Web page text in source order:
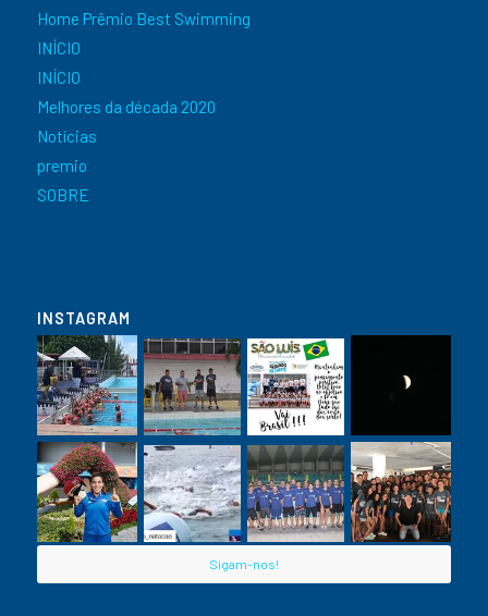
Home Prêmio Best Swimming
INÍCIO
INÍCIO
Melhores da década 2020
Notícias
premio
SOBRE
INSTAGRAM
Sigam-nos!